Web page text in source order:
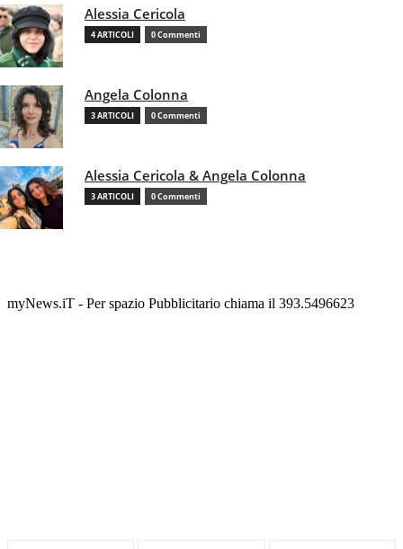
Alessia Cericola
4 ARTICOLI 0 Commenti
Angela Colonna
3 ARTICOLI 0 Commenti
Alessia Cericola & Angela Colonna
3 ARTICOLI 0 Commenti
myNews.iT - Per spazio Pubblicitario chiama il 393.5496623